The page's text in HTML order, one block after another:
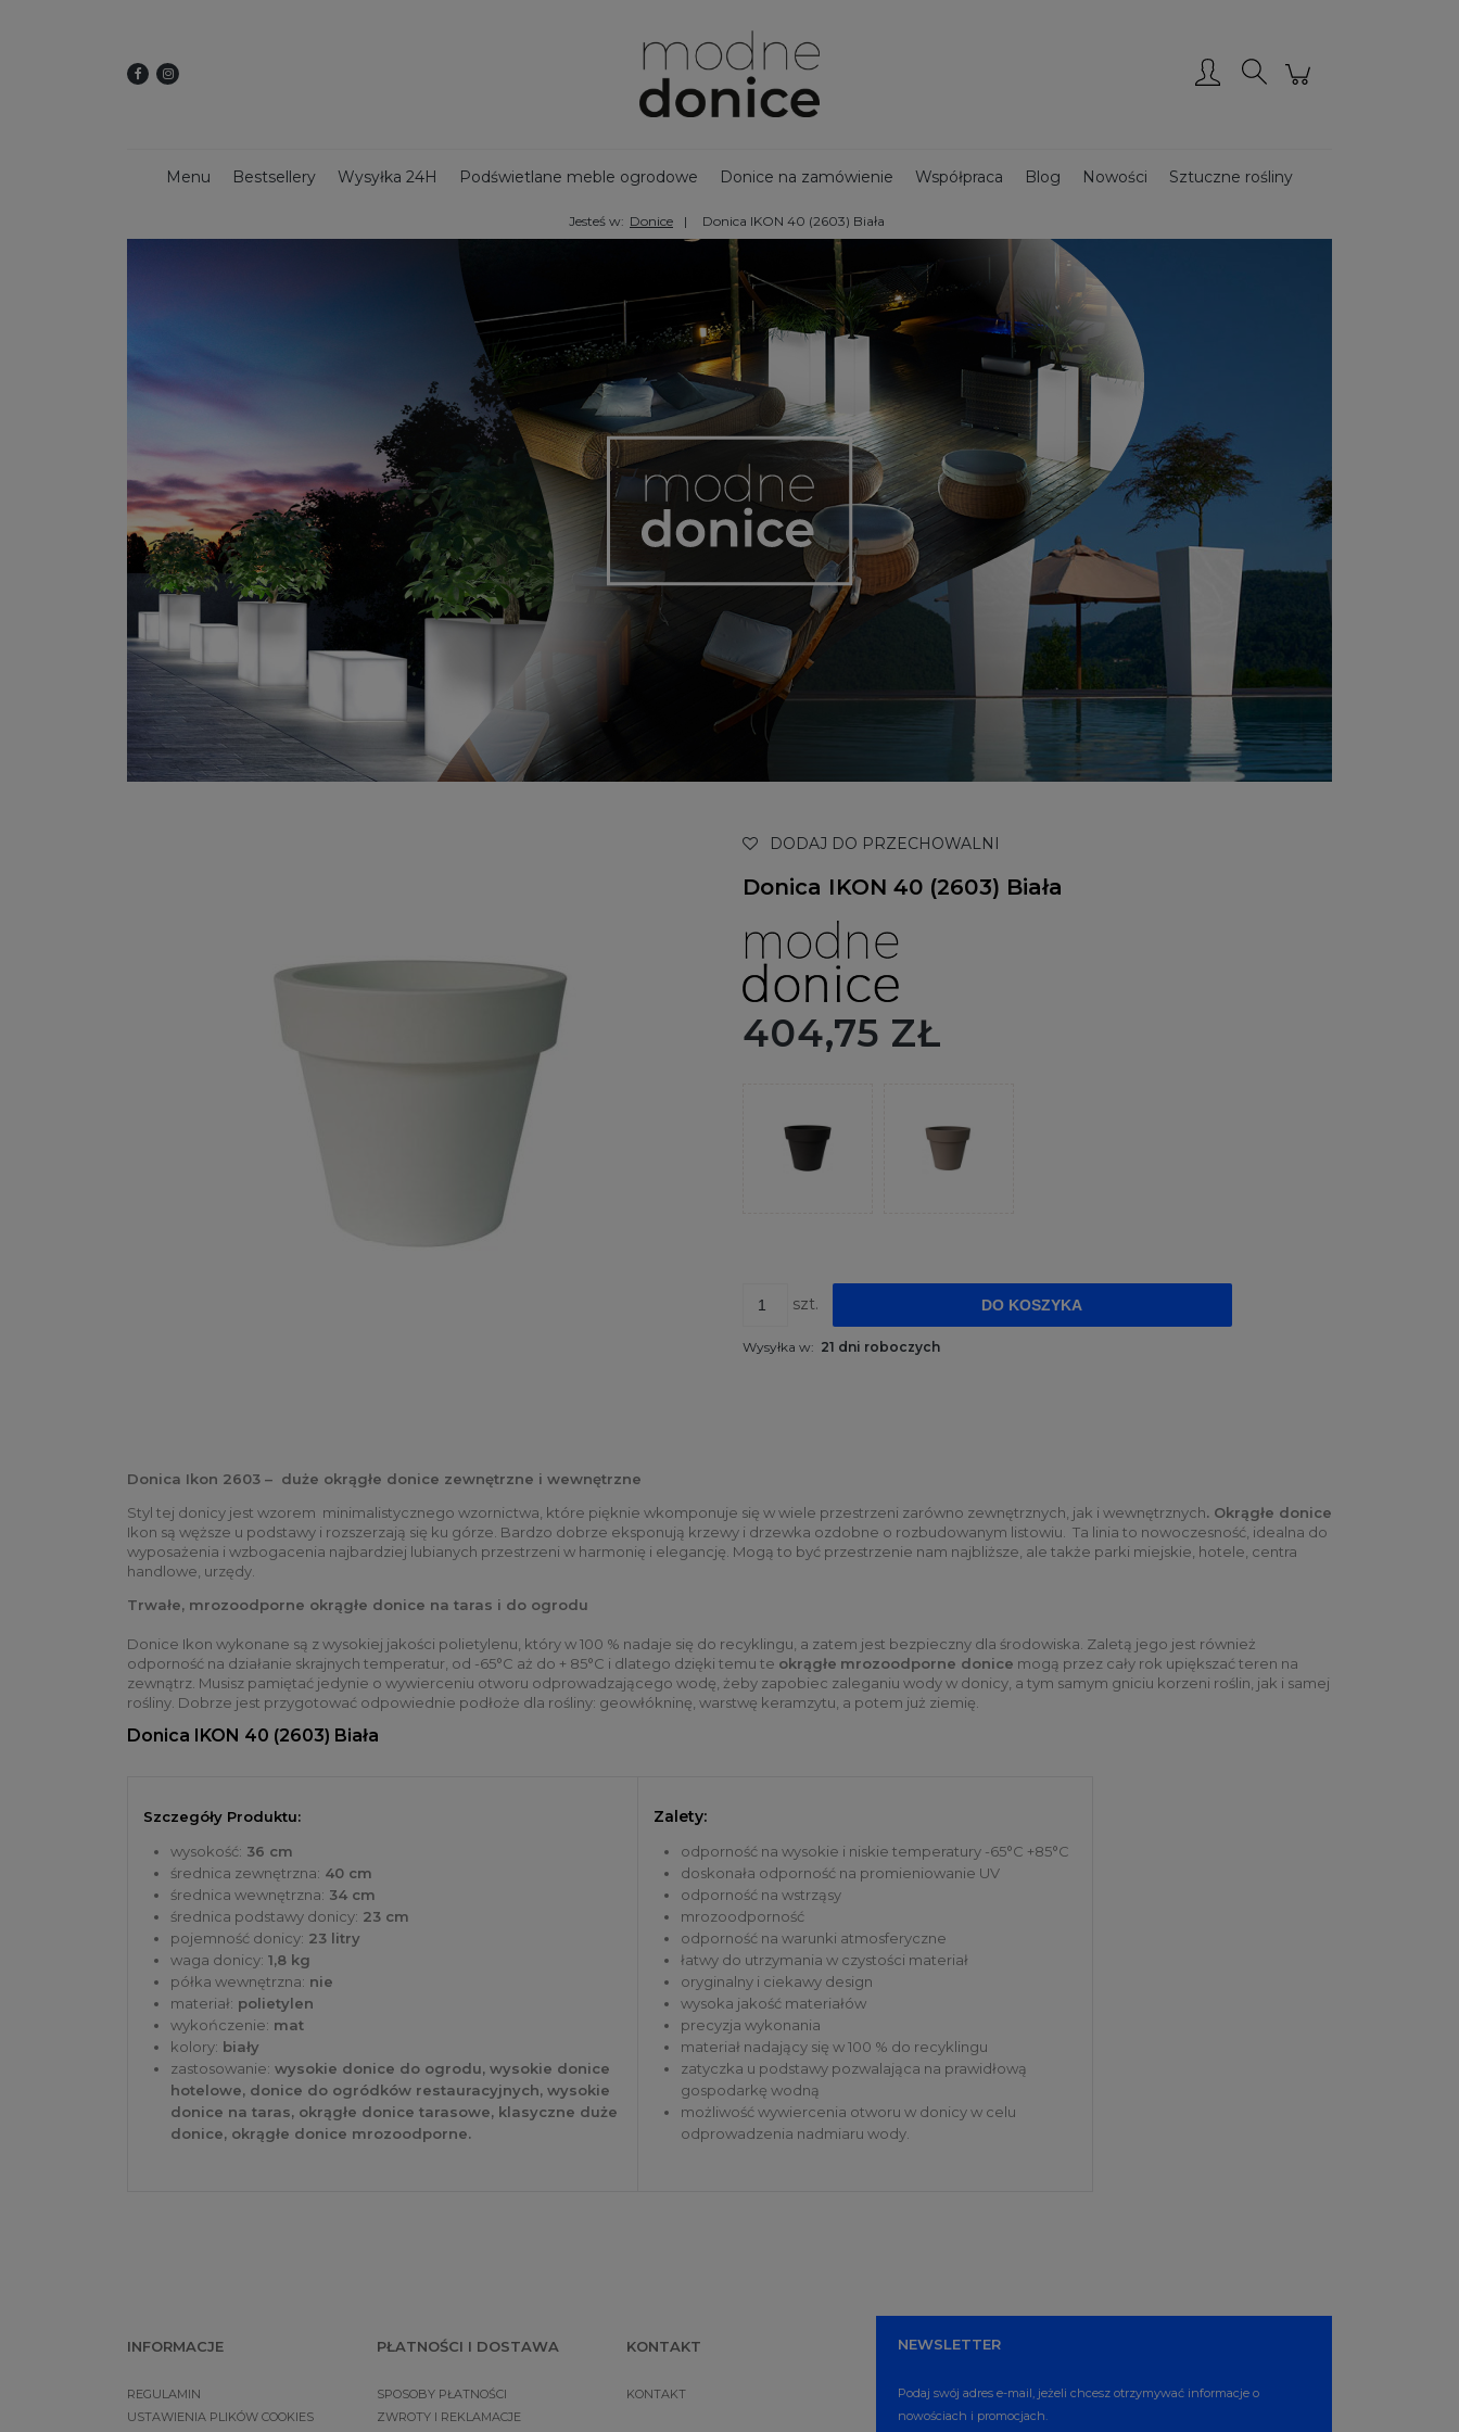
Menu Bestsellery Wysyłka 24H Podświetlane meble ogrodowe Donice na zamówienie Współpraca Blog Nowości Sztuczne rośliny
Dekoracje świąteczne Kwietniki Dekoracyjny zbiornik na deszczówkę Bestsellery - Donice ogrodowe Donice ze stali CORTEN Donice drewniane
Donice na taras Ozdoby ogrodowe Duże donice Nowości Donice podświetlane Donice ogrodowe
Jesteś w: Donice Donica IKON 40 (2603) Biała
DODAJ DO PRZECHOWALNI
Donica IKON 40 (2603) Biała
404,75 ZŁ
szt. DO KOSZYKA
Wysyłka w: 21 dni roboczych
Donica Ikon 2603 – duże okrągłe donice zewnętrzne i wewnętrzne
Styl tej donicy jest wzorem minimalistycznego wzornictwa, które pięknie wkomponuje się w wiele przestrzeni zarówno zewnętrznych, jak i wewnętrznych. Okrągłe donice
Ikon są węższe u podstawy i rozszerzają się ku górze. Bardzo dobrze eksponują krzewy i drzewka ozdobne o rozbudowanym listowiu. Ta linia to nowoczesność, idealna do
wyposażenia i wzbogacenia najbardziej lubianych przestrzeni w harmonię i elegancję. Mogą to być przestrzenie nam najbliższe, ale także parki miejskie, hotele, centra
handlowe, urzędy.
Trwałe, mrozoodporne okrągłe donice na taras i do ogrodu
Donice Ikon wykonane są z wysokiej jakości polietylenu, który w 100 % nadaje się do recyklingu, a zatem jest bezpieczny dla środowiska. Zaletą jego jest również
odporność na działanie skrajnych temperatur, od -65°C aż do + 85°C i dlatego dzięki temu te okrągłe mrozoodporne donice mogą przez cały rok upiększać teren na
zewnątrz. Musisz pamiętać jedynie o wywierceniu otworu odprowadzającego wodę, żeby zapobiec zaleganiu wody w donicy, a tym samym gniciu korzeni roślin, jak i samej
rośliny. Dobrze jest przygotować odpowiednie podłoże dla rośliny: geowłókninę, warstwę keramzytu, a potem już ziemię.
Donica IKON 40 (2603) Biała
Szczegóły Produktu:
wysokość: 36 cm
średnica zewnętrzna: 40 cm
średnica wewnętrzna: 34 cm
średnica podstawy donicy: 23 cm
pojemność donicy: 23 litry
waga donicy: 1,8 kg
półka wewnętrzna: nie
materiał: polietylen
wykończenie: mat
kolory: biały
zastosowanie: wysokie donice do ogrodu, wysokie donice
hotelowe, donice do ogródków restauracyjnych, wysokie
donice na taras, okrągłe donice tarasowe, klasyczne duże
donice, okrągłe donice mrozoodporne.
Zalety:
odporność na wysokie i niskie temperatury -65°C +85°C
doskonała odporność na promieniowanie UV
odporność na wstrząsy
mrozoodporność
odporność na warunki atmosferyczne
łatwy do utrzymania w czystości materiał
oryginalny i ciekawy design
wysoka jakość materiałów
precyzja wykonania
materiał nadający się w 100 % do recyklingu
zatyczka u podstawy pozwalająca na prawidłową
gospodarkę wodną
możliwość wywiercenia otworu w donicy w celu
odprowadzenia nadmiaru wody.
INFORMACJE
REGULAMIN
USTAWIENIA PLIKÓW COOKIES
PŁATNOŚCI I DOSTAWA
SPOSOBY PŁATNOŚCI
ZWROTY I REKLAMACJE
KONTAKT
KONTAKT
NEWSLETTER
Podaj swój adres e-mail, jeżeli chcesz otrzymywać informacje o
nowościach i promocjach.